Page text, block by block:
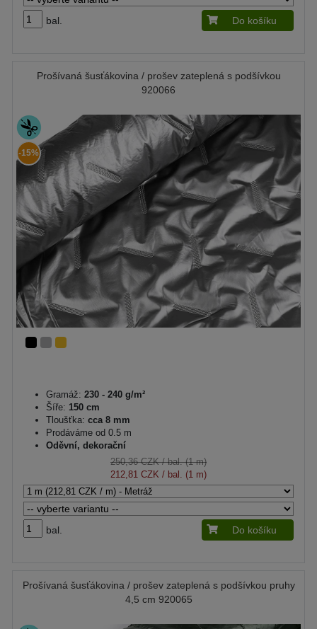
bal. Do košíku
Prošívaná šusťákovina / prošev zateplená s podšívkou
920066
-15%
Gramáž: 230 - 240 g/m²
Šíře: 150 cm
Tloušťka: cca 8 mm
Prodáváme od 0.5 m
Oděvní, dekorační
250,36 CZK/ bal. (1 m)
212,81 CZK / bal. (1 m)
bal. Do košíku
Prošívaná šusťákovina / prošev zateplená s podšívkou pruhy
4,5 cm 920065